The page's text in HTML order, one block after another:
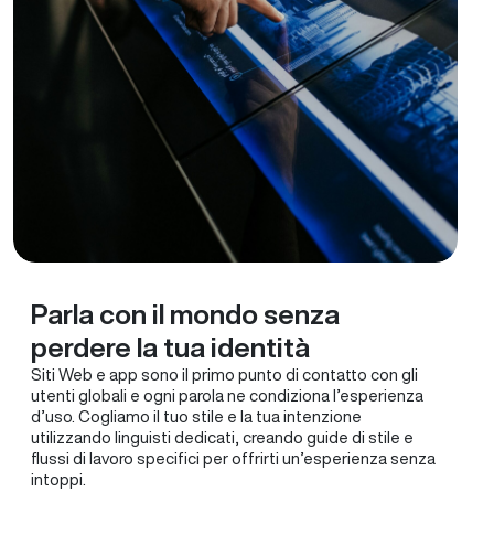
Parla con il mondo senza
perdere la tua identità
Siti Web e app sono il primo punto di contatto con gli
utenti globali e ogni parola ne condiziona l’esperienza
d’uso. Cogliamo il tuo stile e la tua intenzione
utilizzando linguisti dedicati, creando guide di stile e
flussi di lavoro specifici per offrirti un’esperienza senza
intoppi.